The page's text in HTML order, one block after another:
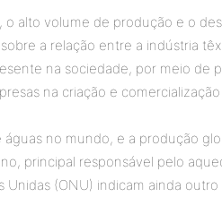
o alto volume de produção e o
a relação entre a indústria
na sociedade, por meio de
na criação e
no mundo, e a produção
principal responsável pelo
Unidas (ONU) indicam ainda